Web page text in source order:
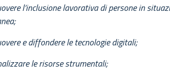
l’inclusione lavorativa di persone in
e diffondere le tecnologie digitali;
le risorse strumentali;